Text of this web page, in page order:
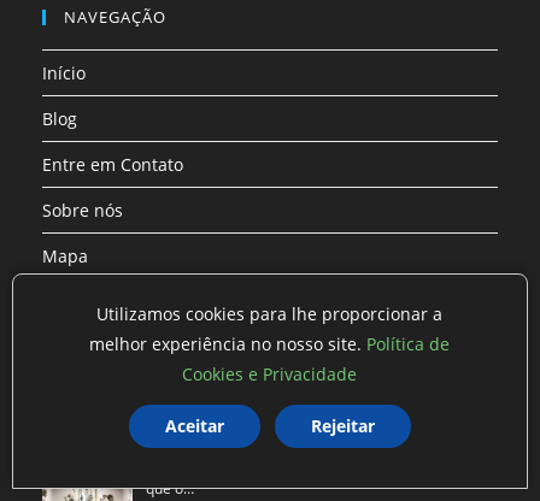
aba
aba
em
uma
nova
aba
NAVEGAÇÃO
Início
Blog
Entre em Contato
Sobre nós
Mapa
ÚLTIMAS PUBLICAÇÕES
As Tendências do Mercado de Trabalho Que Você
que o…
Utilizamos cookies para lhe proporcionar a
melhor experiência no nosso site. Política de
Cookies e Privacidade
Aceitar Rejeitar